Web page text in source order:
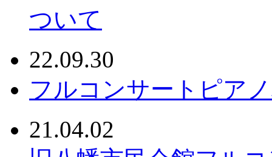
ついて
22.09.30
フルコンサートピア
21.04.02